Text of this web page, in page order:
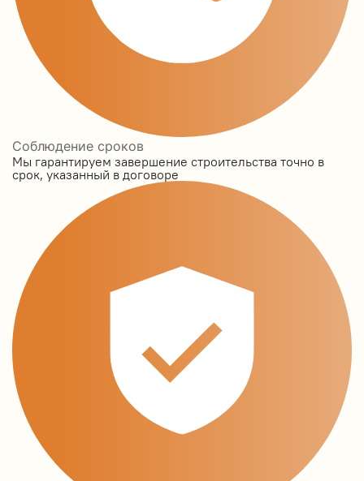
Соблюдение сроков
Мы гарантируем завершение строительства точно в
срок, указанный в договоре